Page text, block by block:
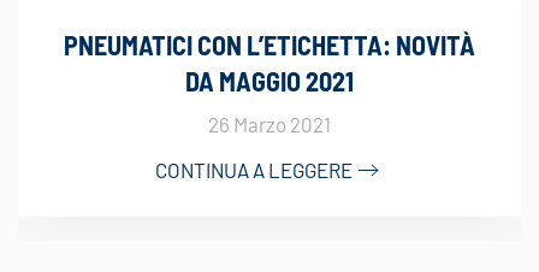
PNEUMATICI CON L’ETICHETTA: NOVITÀ
DA MAGGIO 2021
26 Marzo 2021
CONTINUA A LEGGERE